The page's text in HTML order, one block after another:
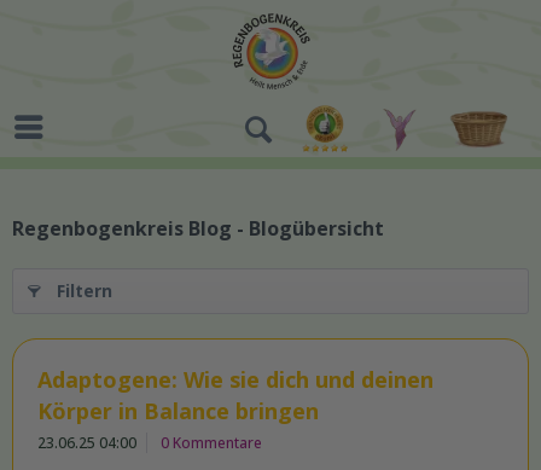
Regenbogenkreis Blog - Blogübersicht
Filtern
Adaptogene: Wie sie dich und deinen
Körper in Balance bringen
23.06.25 04:00 0 Kommentare